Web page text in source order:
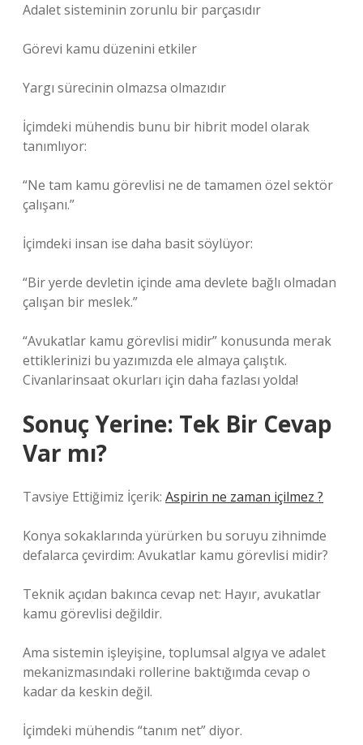
Adalet sisteminin zorunlu bir parçasıdır
Görevi kamu düzenini etkiler
Yargı sürecinin olmazsa olmazıdır
İçimdeki mühendis bunu bir hibrit model olarak
tanımlıyor:
“Ne tam kamu görevlisi ne de tamamen özel sektör
çalışanı.”
İçimdeki insan ise daha basit söylüyor:
“Bir yerde devletin içinde ama devlete bağlı olmadan
çalışan bir meslek.”
“Avukatlar kamu görevlisi midir” konusunda merak
ettiklerinizi bu yazımızda ele almaya çalıştık.
Civanlarinsaat okurları için daha fazlası yolda!
Sonuç Yerine: Tek Bir Cevap
Var mı?
Tavsiye Ettiğimiz İçerik: Aspirin ne zaman içilmez ?
Konya sokaklarında yürürken bu soruyu zihnimde
defalarca çevirdim: Avukatlar kamu görevlisi midir?
Teknik açıdan bakınca cevap net: Hayır, avukatlar
kamu görevlisi değildir.
Ama sistemin işleyişine, toplumsal algıya ve adalet
mekanizmasındaki rollerine baktığımda cevap o
kadar da keskin değil.
İçimdeki mühendis “tanım net” diyor.